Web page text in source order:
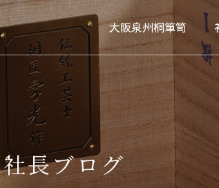
大阪泉州桐箪笥
社長ブログ